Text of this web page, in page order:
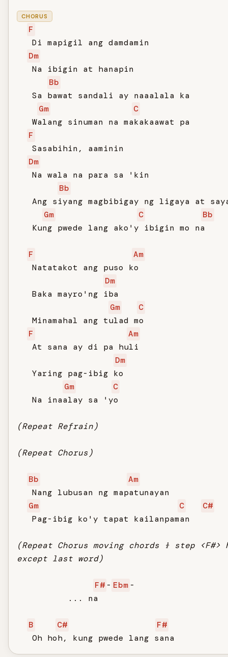
CHORUS
F
   Di mapigil ang damdamin
Dm
   Na ibigin at hanapin
Bb
   Sa bawat sandali ay naaalala ka
Gm
C
   Walang sinuman na makakaawat pa
F
   Sasabihin, aaminin
Dm
   Na wala na para sa 'kin
Bb
Ang siyang magbibigay ng ligaya at
Gm
C
Bb
   Kung pwede lang ako'y ibigin mo na
F
Am
   Natatakot ang puso ko
Dm
   Baka mayro'ng iba
Gm
C
   Minamahal ang tulad mo
F
Am
   At sana ay di pa huli
Dm
   Yaring pag-ibig ko
Gm
C
   Na inaalay sa 'yo
(Repeat Refrain)
(Repeat Chorus)
Bb
Am
   Nang lubusan ng mapatunayan
Gm
C
C#
   Pag-ibig ko'y tapat kailanpaman
(Repeat Chorus moving chords ½ step
except last word)
F# - Ebm -
          ... na
B C#
F#
   Oh hoh, kung pwede lang sana